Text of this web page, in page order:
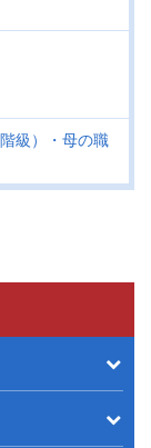
級）・母の職